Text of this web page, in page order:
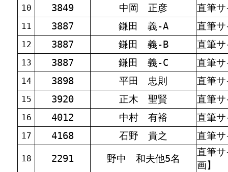
10 3849 中岡 正彦 直筆
11 3887 鎌田 義-A 直筆
12 3887 鎌田 義-B 直筆
13 3887 鎌田 義-C 直筆
14 3898 平田 忠則 直筆
15 3920 正木 聖賢 直筆
16 4012 中村 有裕 直筆
17 4168 石野 貴之 直筆
18 2291 野中 和夫他5名
直筆
画】